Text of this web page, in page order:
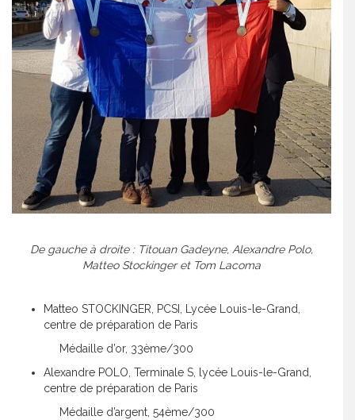
De gauche à droite : Titouan Gadeyne, Alexandre Polo,
Matteo Stockinger et Tom Lacoma
Matteo STOCKINGER, PCSI, Lycée Louis-le-Grand,
centre de préparation de Paris
Médaille d’or, 33ème/300
Alexandre POLO, Terminale S, lycée Louis-le-Grand,
centre de préparation de Paris
Médaille d’argent, 54ème/300